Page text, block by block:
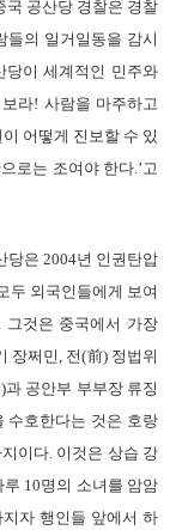
국 공산당 경찰은 경찰
들의 일거일동을 감시
당이 세계적인 민주와
라! 사람을 마주하고
어떻게 진보할 수 있
로는 조여야 한다.’고
당은 2004년 인권탄압
두 외국인들에게 보여
그것은 중국에서 가장
장쩌민, 전(前) 정법위
공안부 부부장 류징
수호한다는 것은 호랑
이다. 이것은 상습 강
10명의 소녀를 암암
자 행인들 앞에서 하